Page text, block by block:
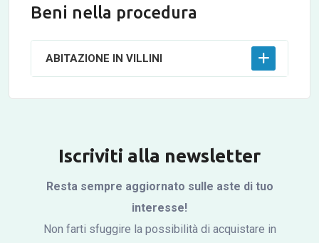
Beni nella procedura
ABITAZIONE IN VILLINI
Iscriviti alla newsletter
Resta sempre aggiornato sulle aste di tuo
interesse!
Non farti sfuggire la possibilità di acquistare in